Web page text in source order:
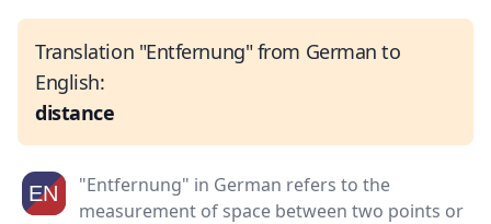
Translation "Entfernung" from German to
English:
distance
"Entfernung" in German refers to the
measurement of space between two points or